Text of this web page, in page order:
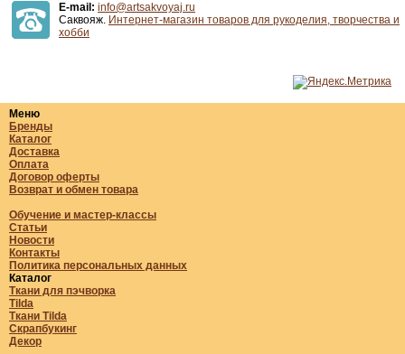
E-mail: info@artsakvoyaj.ru
Саквояж. Интернет-магазин товаров для рукоделия, творчества и
хобби
Меню
Бренды
Каталог
Доставка
Оплата
Договор оферты
Возврат и обмен товара
Обучение и мастер-классы
Статьи
Новости
Контакты
Политика персональных данных
Каталог
Ткани для пэчворка
Tilda
Ткани Tilda
Скрапбукинг
Декор